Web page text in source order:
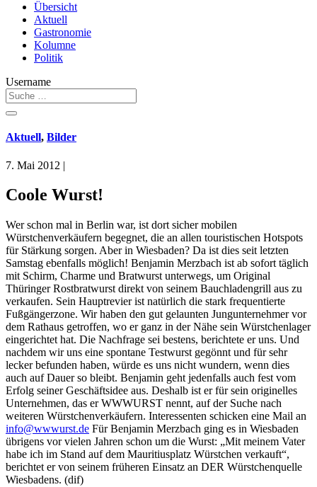
Übersicht
Aktuell
Gastronomie
Kolumne
Politik
Username
Aktuell, Bilder
7. Mai 2012 |
Coole Wurst!
Wer schon mal in Berlin war, ist dort sicher mobilen
Würstchenverkäufern begegnet, die an allen touristischen Hotspots
für Stärkung sorgen. Aber in Wiesbaden? Da ist dies seit letzten
Samstag ebenfalls möglich! Benjamin Merzbach ist ab sofort täglich
mit Schirm, Charme und Bratwurst unterwegs, um Original
Thüringer Rostbratwurst direkt von seinem Bauchladengrill aus zu
verkaufen. Sein Hauptrevier ist natürlich die stark frequentierte
Fußgängerzone. Wir haben den gut gelaunten Jungunternehmer vor
dem Rathaus getroffen, wo er ganz in der Nähe sein Würstchenlager
eingerichtet hat. Die Nachfrage sei bestens, berichtete er uns. Und
nachdem wir uns eine spontane Testwurst gegönnt und für sehr
lecker befunden haben, würde es uns nicht wundern, wenn dies
auch auf Dauer so bleibt. Benjamin geht jedenfalls auch fest vom
Erfolg seiner Geschäftsidee aus. Deshalb ist er für sein originelles
Unternehmen, das er WWWURST nennt, auf der Suche nach
weiteren Würstchenverkäufern. Interessenten schicken eine Mail an
info@wwwurst.de Für Benjamin Merzbach ging es in Wiesbaden
übrigens vor vielen Jahren schon um die Wurst: „Mit meinem Vater
habe ich im Stand auf dem Mauritiusplatz Würstchen verkauft“,
berichtet er von seinem früheren Einsatz an DER Würstchenquelle
Wiesbadens. (dif)